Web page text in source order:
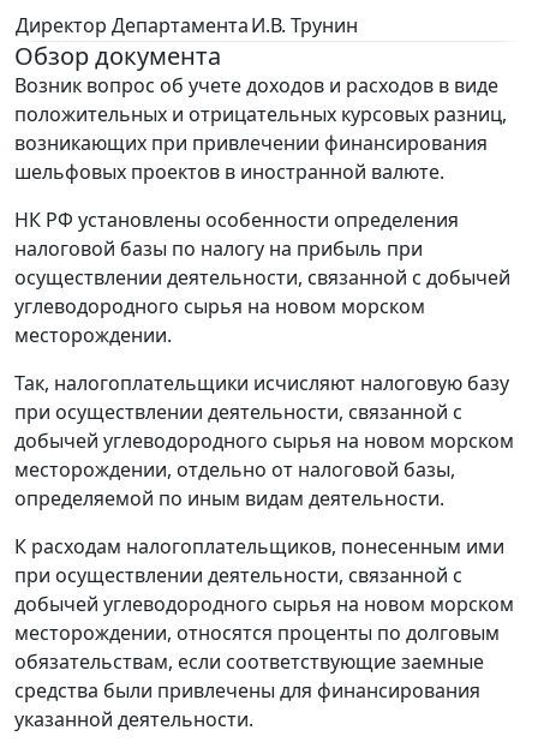
Директор ДепартаментаИ.В. Трунин
Обзор документа
Возник вопрос об учете доходов и расходов в виде
положительных и отрицательных курсовых разниц,
возникающих при привлечении финансирования
шельфовых проектов в иностранной валюте.
НК РФ установлены особенности определения
налоговой базы по налогу на прибыль при
осуществлении деятельности, связанной с добычей
углеводородного сырья на новом морском
месторождении.
Так, налогоплательщики исчисляют налоговую базу
при осуществлении деятельности, связанной с
добычей углеводородного сырья на новом морском
месторождении, отдельно от налоговой базы,
определяемой по иным видам деятельности.
К расходам налогоплательщиков, понесенным ими
при осуществлении деятельности, связанной с
добычей углеводородного сырья на новом морском
месторождении, относятся проценты по долговым
обязательствам, если соответствующие заемные
средства были привлечены для финансирования
указанной деятельности.